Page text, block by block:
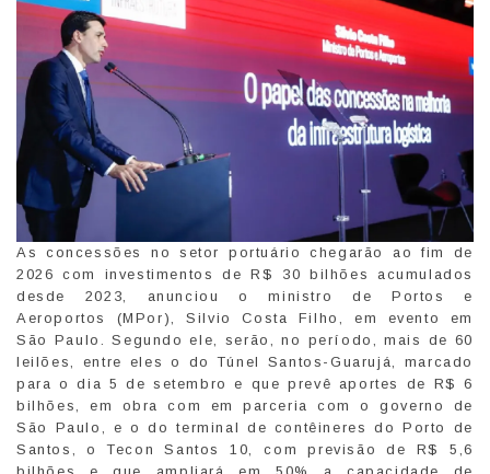
As concessões no setor portuário chegarão ao fim de
2026 com investimentos de R$ 30 bilhões acumulados
desde 2023, anunciou o ministro de Portos e
Aeroportos (MPor), Silvio Costa Filho, em evento em
São Paulo. Segundo ele, serão, no período, mais de 60
leilões, entre eles o do Túnel Santos-Guarujá, marcado
para o dia 5 de setembro e que prevê aportes de R$ 6
bilhões, em obra com em parceria com o governo de
São Paulo, e o do terminal de contêineres do Porto de
Santos, o Tecon Santos 10, com previsão de R$ 5,6